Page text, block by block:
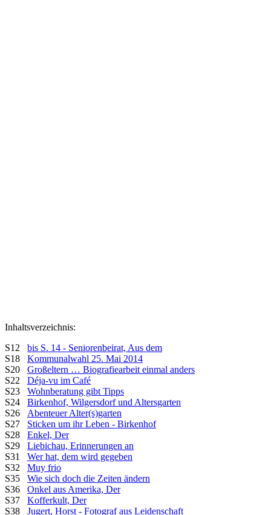
Inhaltsverzeichnis:
S12 bis S. 14 - Seniorenbeirat, Aus dem
S18 Kommunalwahl 25. Mai 2014
S20 Großeltern … Biografiearbeit einmal anders
S22 Déja-vu im Café
S23 Wohnberatung gibt Tipps
S24 Birkenhof, Wilgersdorf und Altersgarten
S26 Abenteuer Alter(s)garten
S27 Sticken um ihr Leben - Birkenhof
S28 Enkel, Der
S29 Liebichau, Erinnerungen an
S31 Wer hat, dem wird gegeben
S32 Muy frio
S35 Wie sich doch die Zeiten ändern
S36 Onkel aus Amerika, Der
S37 Kofferkult, Der
S38 Jugert, Horst - Fotograf aus Leidenschaft